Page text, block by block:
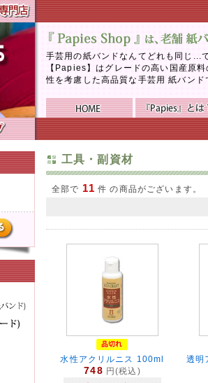
手芸用の紙バンドなんてどれも同じ...
【Papies】はグレードの高い国産原
性を考慮した高品質な手芸用 紙バン
工具・副資材
全部で 11 件 の商品がございます。
水性アクリルニス 100ml
748 円(税込)
透明